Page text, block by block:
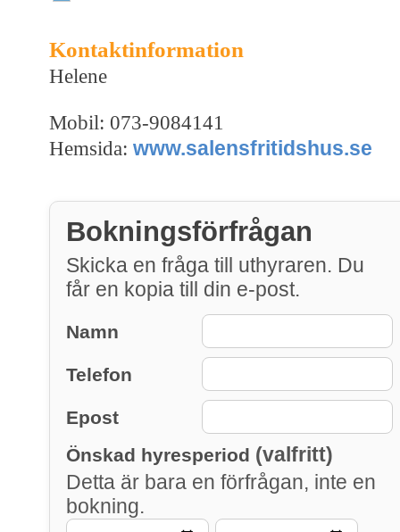
Kontaktinformation
Helene
Mobil: 073-9084141
Hemsida: www.salensfritidshus.se
Bokningsförfrågan
Skicka en fråga till uthyraren. Du
får en kopia till din e-post.
Namn
Telefon
Epost
Önskad hyresperiod (valfritt)
Detta är bara en förfrågan, inte en
bokning.